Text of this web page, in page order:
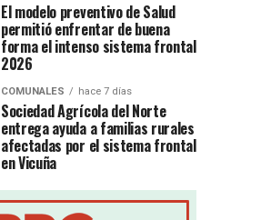
El modelo preventivo de Salud
permitió enfrentar de buena
forma el intenso sistema frontal
2026
COMUNALES hace 7 días
Sociedad Agrícola del Norte
entrega ayuda a familias rurales
afectadas por el sistema frontal
en Vicuña